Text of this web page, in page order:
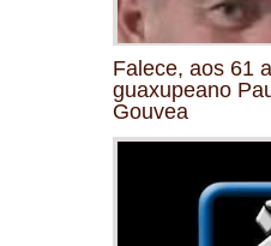
Falece, aos 61
guaxupeano
Gouvea